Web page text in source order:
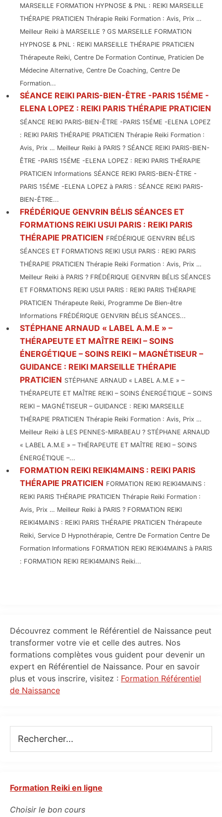
MARSEILLE FORMATION HYPNOSE & PNL : REIKI MARSEILLE
THÉRAPIE PRATICIEN Thérapie Reiki Formation : Avis, Prix …
Meilleur Reiki à MARSEILLE ? GS MARSEILLE FORMATION
HYPNOSE & PNL : REIKI MARSEILLE THÉRAPIE PRATICIEN
Thérapeute Reiki, Centre De Formation Continue, Praticien De
Médecine Alternative, Centre De Coaching, Centre De
Formation...
SÉANCE REIKI PARIS-BIEN-ÊTRE -PARIS 15ÉME -
ELENA LOPEZ : REIKI PARIS THÉRAPIE PRATICIEN
SÉANCE REIKI PARIS-BIEN-ÊTRE -PARIS 15ÉME -ELENA LOPEZ
: REIKI PARIS THÉRAPIE PRATICIEN Thérapie Reiki Formation :
Avis, Prix … Meilleur Reiki à PARIS ? SÉANCE REIKI PARIS-BIEN-
ÊTRE -PARIS 15ÉME -ELENA LOPEZ : REIKI PARIS THÉRAPIE
PRATICIEN Informations SÉANCE REIKI PARIS-BIEN-ÊTRE -
PARIS 15ÉME -ELENA LOPEZ à PARIS : SÉANCE REIKI PARIS-
BIEN-ÊTRE...
FRÉDÉRIQUE GENVRIN BÉLIS SÉANCES ET
FORMATIONS REIKI USUI PARIS : REIKI PARIS
THÉRAPIE PRATICIEN FRÉDÉRIQUE GENVRIN BÉLIS
SÉANCES ET FORMATIONS REIKI USUI PARIS : REIKI PARIS
THÉRAPIE PRATICIEN Thérapie Reiki Formation : Avis, Prix …
Meilleur Reiki à PARIS ? FRÉDÉRIQUE GENVRIN BÉLIS SÉANCES
ET FORMATIONS REIKI USUI PARIS : REIKI PARIS THÉRAPIE
PRATICIEN Thérapeute Reiki, Programme De Bien-être
Informations FRÉDÉRIQUE GENVRIN BÉLIS SÉANCES...
STÉPHANE ARNAUD « LABEL A.M.E » –
THÉRAPEUTE ET MAÎTRE REIKI – SOINS
ÉNERGÉTIQUE – SOINS REIKI – MAGNÉTISEUR –
GUIDANCE : REIKI MARSEILLE THÉRAPIE
PRATICIEN STÉPHANE ARNAUD « LABEL A.M.E » –
THÉRAPEUTE ET MAÎTRE REIKI – SOINS ÉNERGÉTIQUE – SOINS
REIKI – MAGNÉTISEUR – GUIDANCE : REIKI MARSEILLE
THÉRAPIE PRATICIEN Thérapie Reiki Formation : Avis, Prix …
Meilleur Reiki à LES PENNES-MIRABEAU ? STÉPHANE ARNAUD
« LABEL A.M.E » – THÉRAPEUTE ET MAÎTRE REIKI – SOINS
ÉNERGÉTIQUE –...
FORMATION REIKI REIKI4MAINS : REIKI PARIS
THÉRAPIE PRATICIEN FORMATION REIKI REIKI4MAINS :
REIKI PARIS THÉRAPIE PRATICIEN Thérapie Reiki Formation :
Avis, Prix … Meilleur Reiki à PARIS ? FORMATION REIKI
REIKI4MAINS : REIKI PARIS THÉRAPIE PRATICIEN Thérapeute
Reiki, Service D Hypnothérapie, Centre De Formation Centre De
Formation Informations FORMATION REIKI REIKI4MAINS à PARIS
: FORMATION REIKI REIKI4MAINS Reiki...
Primary
Sidebar
Découvrez comment le Référentiel de Naissance peut
transformer votre vie et celle des autres. Nos
formations complètes vous guident pour devenir un
expert en Référentiel de Naissance. Pour en savoir
plus et vous inscrire, visitez : Formation Référentiel
de Naissance
Formation Reiki en ligne
Choisir le bon cours